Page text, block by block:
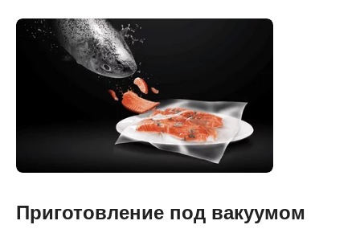
Приготовление под вакуумом